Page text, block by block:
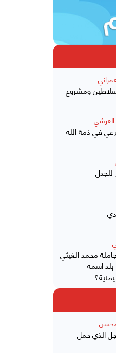
ومشروع
في ذمة الله
للجدل
محمد الغيثي
اسمه
الذي حمل